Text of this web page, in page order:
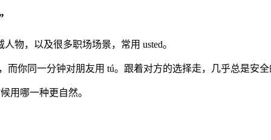
物，以及很多职场场景，常用 usted。
你同一分钟对朋友用 tú。跟着对方的选择走，几乎总是安全
用哪一种更自然。